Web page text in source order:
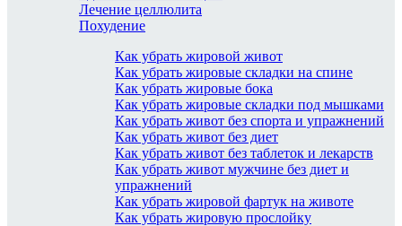
Лечение целлюлита
Похудение
Как убрать жировой живот
Как убрать жировые складки на спине
Как убрать жировые бока
Как убрать жировые складки под мышками
Как убрать живот без спорта и упражнений
Как убрать живот без диет
Как убрать живот без таблеток и лекарств
Как убрать живот мужчине без диет и
упражнений
Как убрать жировой фартук на животе
Как убрать жировую прослойку